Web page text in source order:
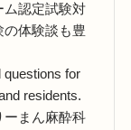
ム認定試験対
体験談も豊
questions for
residents.
ーまん麻酔科